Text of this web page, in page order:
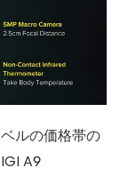
ルの価格帯の
A9